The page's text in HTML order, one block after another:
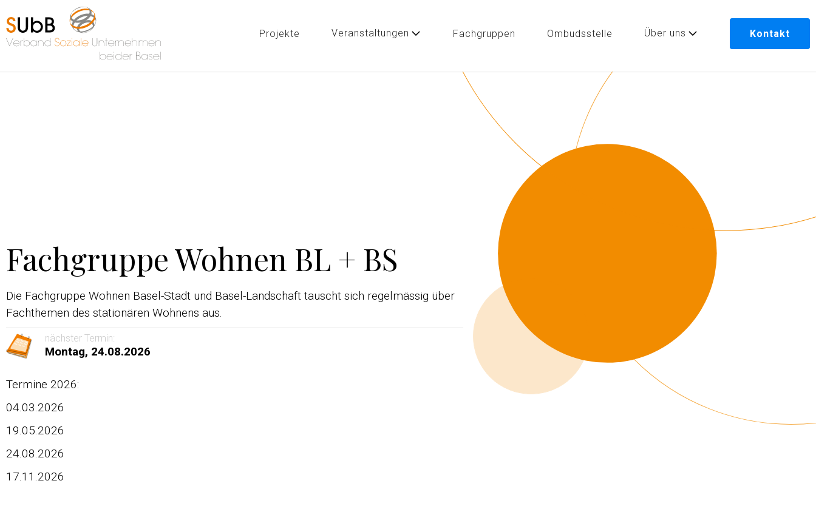
Projekte Veranstaltungen Fachgruppen Ombudsstelle Über uns Kontakt
Fachgruppe Wohnen BL + BS
Die Fachgruppe Wohnen Basel-Stadt und Basel-Landschaft tauscht sich regelmässig über
Fachthemen des stationären Wohnens aus.
nächster Termin:
Montag, 24.08.2026
Termine 2026:
04.03.2026
19.05.2026
24.08.2026
17.11.2026